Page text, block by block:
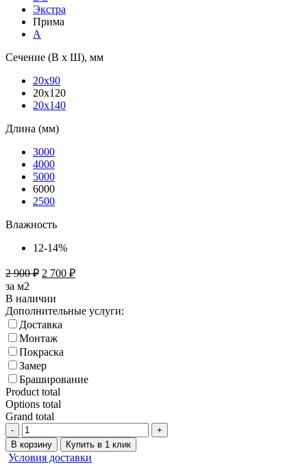
Экстра
Прима
А
Сечение (В х Ш), мм
20х90
20х120
20х140
Длина (мм)
3000
4000
5000
6000
2500
Влажность
12-14%
2 900₽ 2 700 ₽
за м2
В наличии
Дополнительные услуги:
Доставка
Монтаж
Покраска
Замер
Браширование
Product total
Options total
Grand total
-
+
В корзину
Купить в 1 клик
Условия доставки